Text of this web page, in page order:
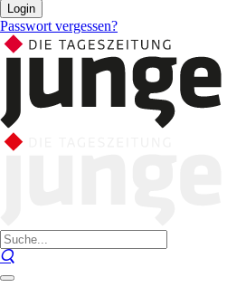
Login
Passwort vergessen?